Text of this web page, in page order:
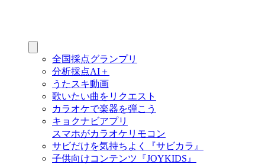
全国採点グランプリ
分析採点AI＋
うたスキ動画
歌いたい曲をリクエスト
カラオケで楽器を弾こう
キョクナビアプリ
スマホがカラオケリモコン
サビだけを気持ちよく『サビカラ』
子供向けコンテンツ『JOYKIDS』